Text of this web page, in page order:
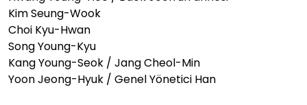
Kim Seung-Wook
Choi Kyu-Hwan
Song Young-Kyu
Kang Young-Seok / Jang Cheol-Min
Yoon Jeong-Hyuk / Genel Yönetici Han